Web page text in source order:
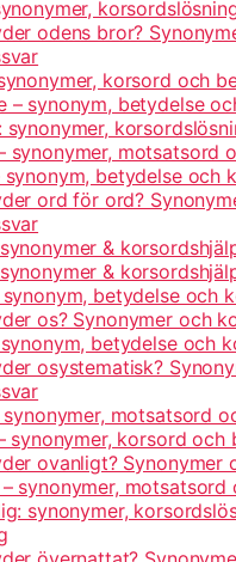
odens bror?
korsord och
– synonym, betydelse
synonymer,
synonymer, motsatsord
synonym, betydelse och
ord för ord?
&
&
synonym, betydelse och
os? Synonymer och
betydelse och
osystematisk?
motsatsord
synonymer, korsord och
ovanligt? Synonymer
synonymer,
synonymer,